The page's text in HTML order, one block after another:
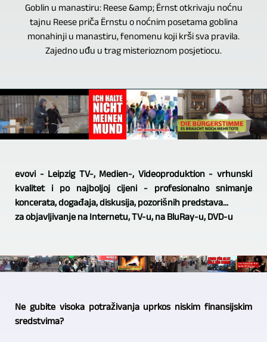
Goblin u manastiru: Reese &amp; Ërnst otkrivaju noćnu
tajnu Reese priča Ërnstu o noćnim posetama goblina
monahinji u manastiru, fenomenu koji krši sva pravila.
Zajedno uđu u trag misterioznom posjetiocu.
evovi - Leipzig TV-, Medien-, Videoproduktion - vrhunski
kvalitet i po najboljoj cijeni - profesionalno snimanje
koncerata, događaja, diskusija, pozorišnih predstava...
za objavljivanje na Internetu, TV-u, na BluRay-u, DVD-u
Ne gubite visoka potraživanja uprkos niskim finansijskim
sredstvima?